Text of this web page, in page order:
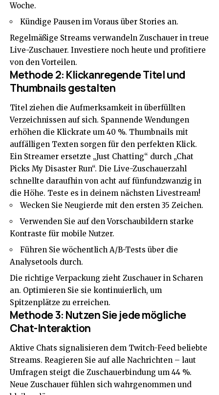
Woche.
Kündige Pausen im Voraus über Stories an.
Regelmäßige Streams verwandeln Zuschauer in treue
Live-Zuschauer. Investiere noch heute und profitiere
von den Vorteilen.
Methode 2: Klickanregende Titel und
Thumbnails gestalten
Titel ziehen die Aufmerksamkeit in überfüllten
Verzeichnissen auf sich. Spannende Wendungen
erhöhen die Klickrate um 40 %. Thumbnails mit
auffälligen Texten sorgen für den perfekten Klick.
Ein Streamer ersetzte „Just Chatting“ durch „Chat
Picks My Disaster Run“. Die Live-Zuschauerzahl
schnellte daraufhin von acht auf fünfundzwanzig in
die Höhe. Teste es in deinem nächsten Livestream!
Wecken Sie Neugierde mit den ersten 35 Zeichen.
Verwenden Sie auf den Vorschaubildern starke
Kontraste für mobile Nutzer.
Führen Sie wöchentlich A/B-Tests über die
Analysetools durch.
Die richtige Verpackung zieht Zuschauer in Scharen
an. Optimieren Sie sie kontinuierlich, um
Spitzenplätze zu erreichen.
Methode 3: Nutzen Sie jede mögliche
Chat-Interaktion
Aktive Chats signalisieren dem Twitch-Feed beliebte
Streams. Reagieren Sie auf alle Nachrichten – laut
Umfragen steigt die Zuschauerbindung um 44 %.
Neue Zuschauer fühlen sich wahrgenommen und